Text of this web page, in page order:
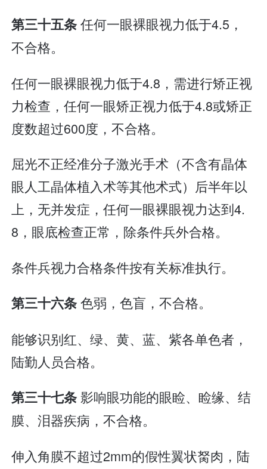
第三十五条任何一眼裸眼视力低于4.5，
不合格。
任何一眼裸眼视力低于4.8，需进行矫正视
力检查，任何一眼矫正视力低于4.8或矫正
度数超过600度，不合格。
屈光不正经准分子激光手术（不含有晶体
眼人工晶体植入术等其他术式）后半年以
上，无并发症，任何一眼裸眼视力达到4.
8，眼底检查正常，除条件兵外合格。
条件兵视力合格条件按有关标准执行。
第三十六条色弱，色盲，不合格。
能够识别红、绿、黄、蓝、紫各单色者，
陆勤人员合格。
第三十七条影响眼功能的眼睑、睑缘、结
膜、泪器疾病，不合格。
伸入角膜不超过2mm的假性翼状胬肉，陆